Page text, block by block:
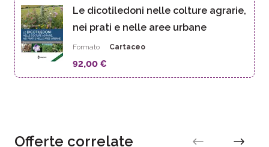
Le dicotiledoni nelle colture agrarie,
nei prati e nelle aree urbane
Formato Cartaceo
92,00 €
Offerte correlate